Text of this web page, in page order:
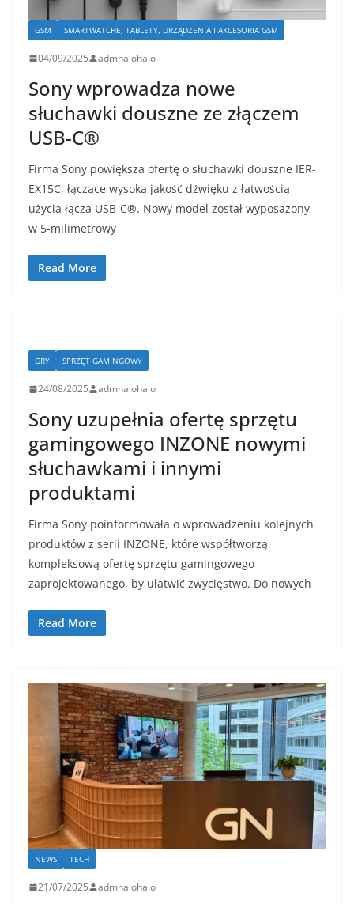
GSM SMARTWATCHE, TABLETY, URZĄDZENIA I AKCESORIA GSM
04/09/2025 admhalohalo
Sony wprowadza nowe
słuchawki douszne ze złączem
USB-C®
Firma Sony powiększa ofertę o słuchawki douszne IER-
EX15C, łączące wysoką jakość dźwięku z łatwością
użycia łącza USB-C®. Nowy model został wyposażony
w 5-milimetrowy
Read More
GRY SPRZĘT GAMINGOWY
24/08/2025 admhalohalo
Sony uzupełnia ofertę sprzętu
gamingowego INZONE nowymi
słuchawkami i innymi
produktami
Firma Sony poinformowała o wprowadzeniu kolejnych
produktów z serii INZONE, które współtworzą
kompleksową ofertę sprzętu gamingowego
zaprojektowanego, by ułatwić zwycięstwo. Do nowych
Read More
NEWS TECH
21/07/2025 admhalohalo